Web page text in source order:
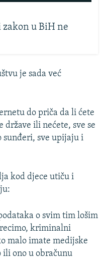
u BiH ne
je sada već
do priča da li ćete
države ili nećete, sve se
sunđeri, sve upijaju i
kod djece utiču i
o svim tim lošim
kriminalni
malo imate medijske
ili ono u obračunu